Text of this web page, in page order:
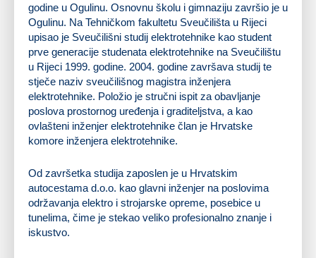
godine u Ogulinu. Osnovnu školu i gimnaziju završio je u
Ogulinu. Na Tehničkom fakultetu Sveučilišta u Rijeci
upisao je Sveučilišni studij elektrotehnike kao student
prve generacije studenata elektrotehnike na Sveučilištu
u Rijeci 1999. godine. 2004. godine završava studij te
stječe naziv sveučilišnog magistra inženjera
elektrotehnike. Položio je stručni ispit za obavljanje
poslova prostornog uređenja i graditeljstva, a kao
ovlašteni inženjer elektrotehnike član je Hrvatske
komore inženjera elektrotehnike.
Od završetka studija zaposlen je u Hrvatskim
autocestama d.o.o. kao glavni inženjer na poslovima
održavanja elektro i strojarske opreme, posebice u
tunelima, čime je stekao veliko profesionalno znanje i
iskustvo.